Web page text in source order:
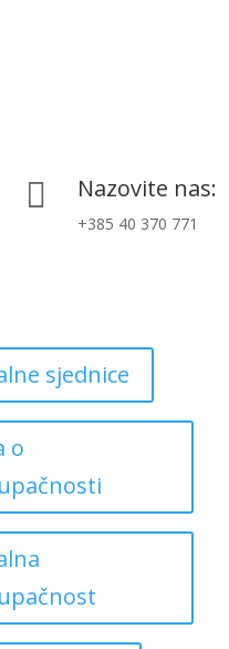
 Nazovite nas:
+385 40 370 771
sjednice
o